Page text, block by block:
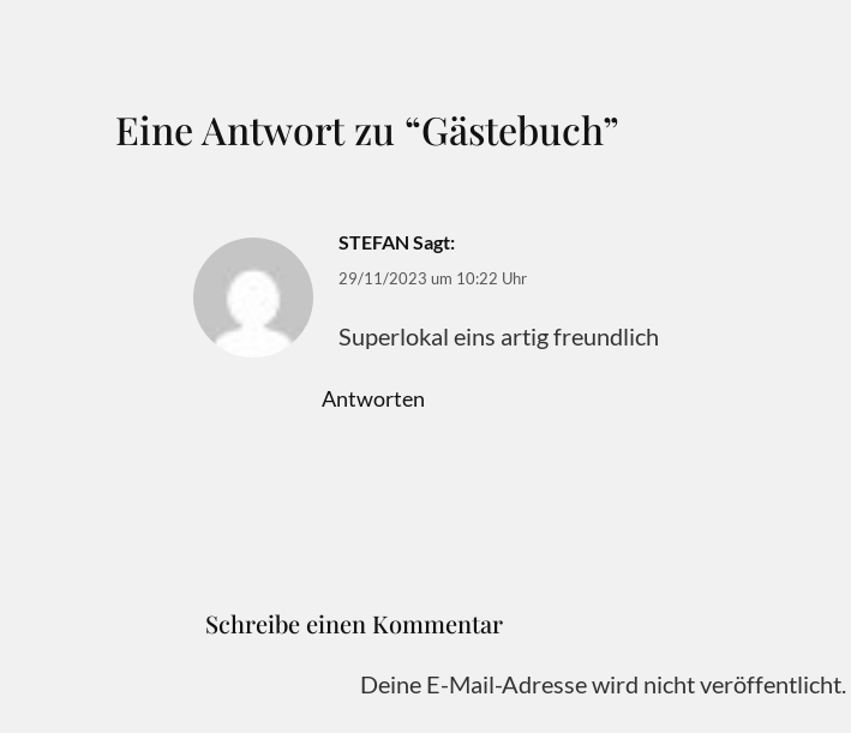
Eine Antwort zu “Gästebuch”
STEFAN Sagt:
29/11/2023 um 10:22 Uhr
Superlokal eins artig freundlich
Antworten
Schreibe einen Kommentar
Deine E-Mail-Adresse wird nicht veröffentlicht.